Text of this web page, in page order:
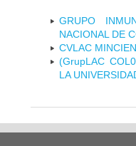
GRUPO
NACIONAL DE
CVLAC
(GrupLAC
LA